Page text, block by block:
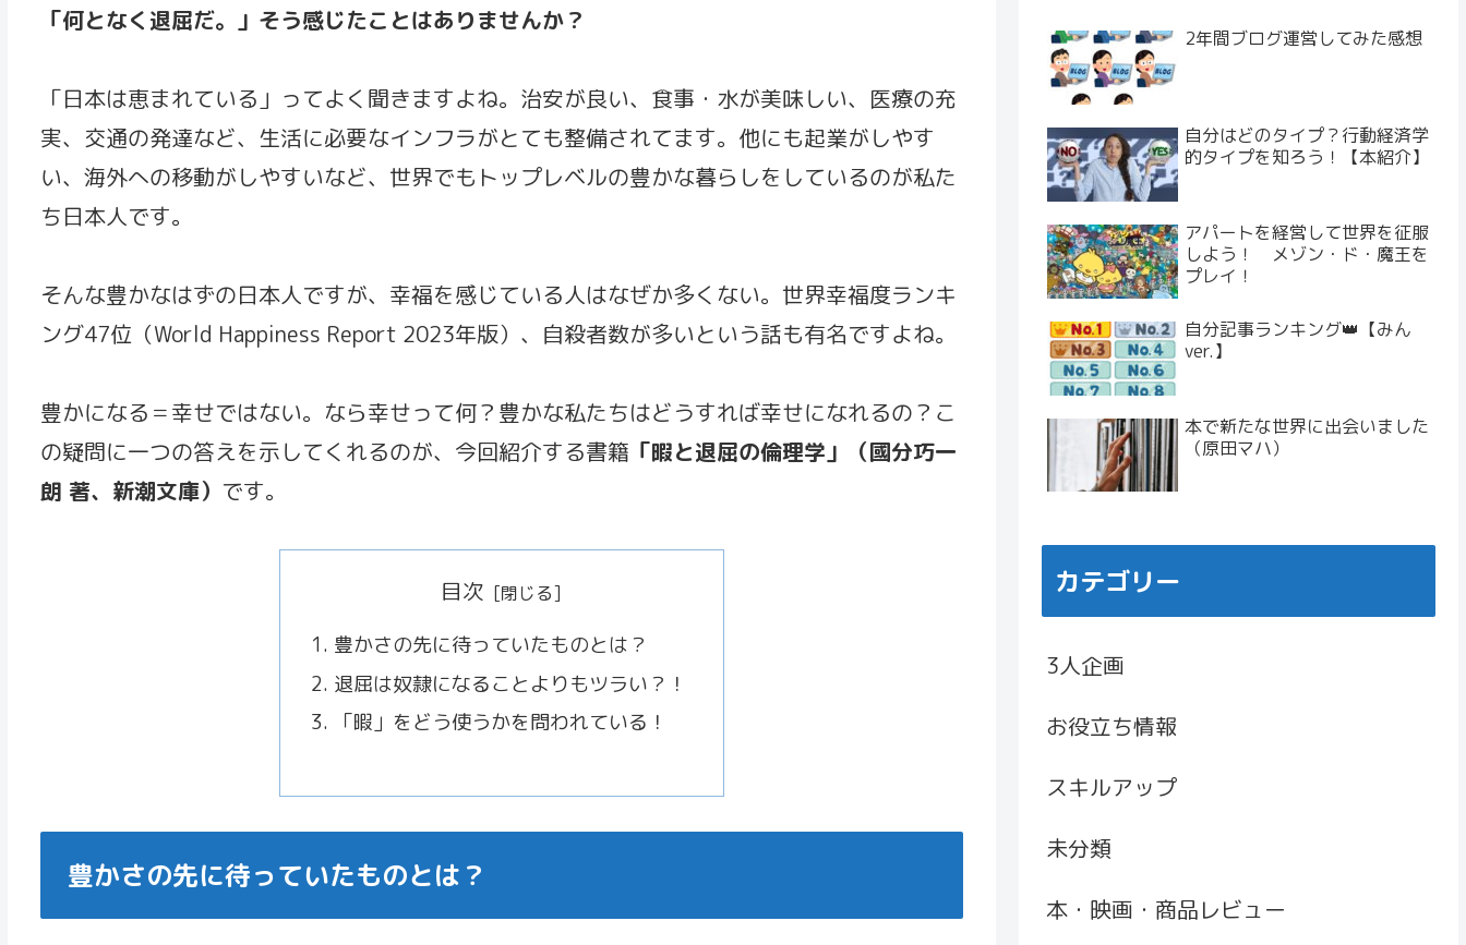
「何となく退屈だ。」そう感じたことはありませんか？
「日本は恵まれている」ってよく聞きますよね。治安が良い、食事・水が美味しい、医療の充
実、交通の発達など、生活に必要なインフラがとても整備されてます。他にも起業がしやす
い、海外への移動がしやすいなど、世界でもトップレベルの豊かな暮らしをしているのが私た
ち日本人です。
そんな豊かなはずの日本人ですが、幸福を感じている人はなぜか多くない。世界幸福度ランキ
ング47位（World Happiness Report 2023年版）、自殺者数が多いという話も有名ですよね。
豊かになる＝幸せではない。なら幸せって何？豊かな私たちはどうすれば幸せになれるの？こ
の疑問に一つの答えを示してくれるのが、今回紹介する書籍 「暇と退屈の倫理学」（國分巧一
朗 著、新潮文庫） です。
目次
豊かさの先に待っていたものとは？
退屈は奴隷になることよりもツラい？！
「暇」をどう使うかを問われている！
豊かさの先に待っていたものとは？
2年間ブログ運営してみた感想
自分はどのタイプ？行動経済学
的タイプを知ろう！【本紹介】
アパートを経営して世界を征服
しよう！ メゾン・ド・魔王を
プレイ！
自分記事ランキング👑【みん
ver.】
本で新たな世界に出会いました
（原田マハ）
カテゴリー
3人企画
お役立ち情報
スキルアップ
未分類
本・映画・商品レビュー